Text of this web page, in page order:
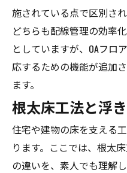
施されている点で区別され
どちらも配線管理の効率
としていますが、OAフロ
応するための機能が追加
ます。
根太床工法と浮
住宅や建物の床を支える
ります。ここでは、根太
の違いを、素人でも理解